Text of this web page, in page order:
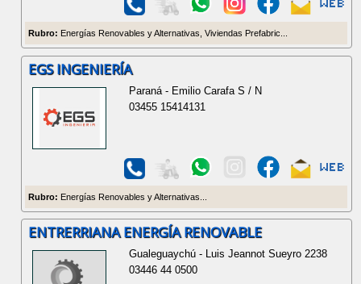
Rubro: Energías Renovables y Alternativas, Viviendas Prefabric...
EGS INGENIERÍA
Paraná - Emilio Carafa S / N
03455 15414131
Rubro: Energías Renovables y Alternativas...
ENTRERRIANA ENERGÍA RENOVABLE
Gualeguaychú - Luis Jeannot Sueyro 2238
03446 44 0500